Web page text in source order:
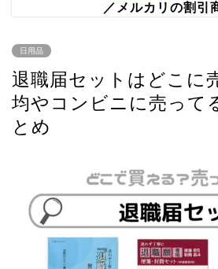
／メルカリの割引
日用品
退職届セットはどこに
均やコンビニに売って
とめ